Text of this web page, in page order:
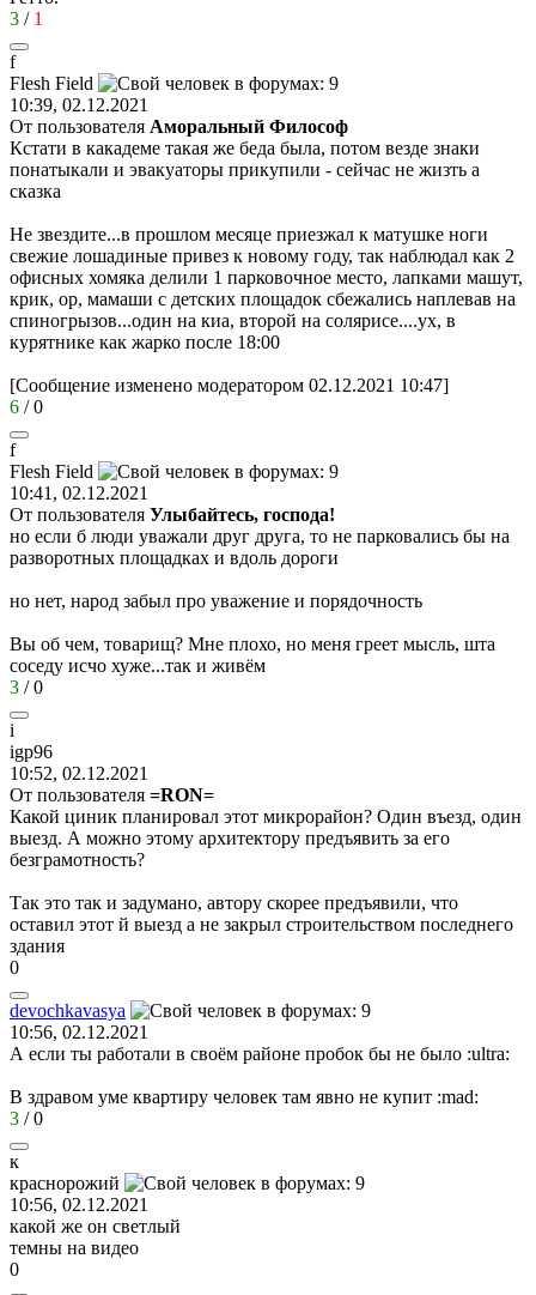
3 / 1
f
Flesh Field
10:39, 02.12.2021
От пользователя Аморальный Философ
Кстати в какадеме такая же беда была, потом везде знаки
понатыкали и эвакуаторы прикупили - сейчас не жизть а
сказка
Не звездите...в прошлом месяце приезжал к матушке ноги
свежие лошадиные привез к новому году, так наблюдал как 2
офисных хомяка делили 1 парковочное место, лапками машут,
крик, ор, мамаши с детских площадок сбежались наплевав на
спиногрызов...один на киа, второй на солярисе....ух, в
курятнике как жарко после 18:00
[Сообщение изменено модератором 02.12.2021 10:47]
6 /0
f
Flesh Field
10:41, 02.12.2021
От пользователя Улыбайтесь, господа!
но если б люди уважали друг друга, то не парковались бы на
разворотных площадках и вдоль дороги
но нет, народ забыл про уважение и порядочность
Вы об чем, товарищ? Мне плохо, но меня греет мысль, шта
соседу исчо хуже...так и живём
3 /0
i
igp96
10:52, 02.12.2021
От пользователя =RON=
Какой циник планировал этот микрорайон? Один въезд, один
выезд. А можно этому архитектору предъявить за его
безграмотность?
Так это так и задумано, автору скорее предъявили, что
оставил этот й выезд а не закрыл строительством последнего
здания
0
devochkavasya
10:56, 02.12.2021
А если ты работали в своём районе пробок бы не было :ultra:
В здравом уме квартиру человек там явно не купит :mad:
3 /0
к
краснорожий
10:56, 02.12.2021
какой же он светлый
темны на видео
0